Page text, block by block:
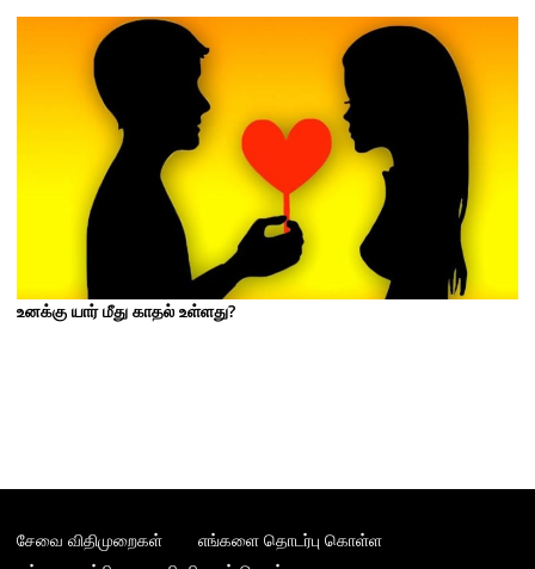
உனக்கு யார் மீது காதல் உள்ளது?
சேவை விதிமுறைகள்
எங்களை தொடர்பு கொள்ள